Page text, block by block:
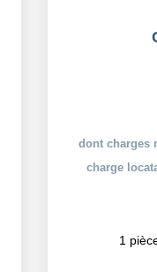
dont charges
charge
1